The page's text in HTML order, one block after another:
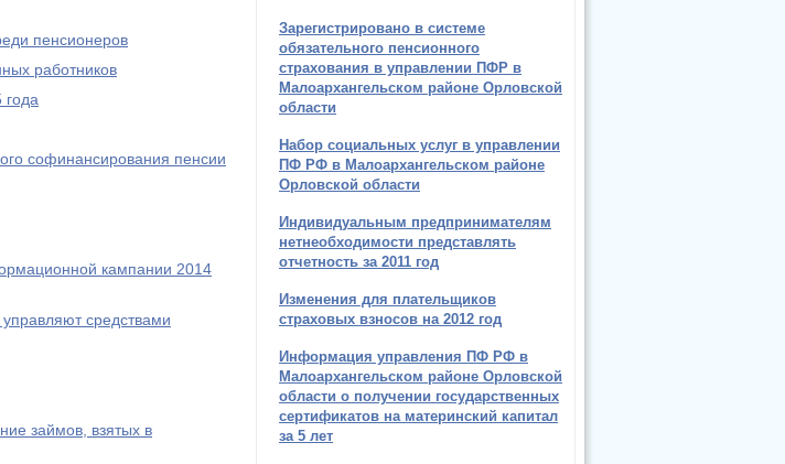
пенсионеров
работников
года
софинансирования пенсии
кампании 2014
средствами
займов, взятых в
Зарегистрировано в системе
обязательного пенсионного
страхования в управлении ПФР в
Малоархангельском районе Орловской
области
Набор социальных услуг в управлении
ПФ РФ в Малоархангельском районе
Орловской области
Индивидуальным предпринимателям
нетнеобходимости представлять
отчетность за 2011 год
Изменения для плательщиков
страховых взносов на 2012 год
Информация управления ПФ РФ в
Малоархангельском районе Орловской
области о получении государственных
сертификатов на материнский капитал
за 5 лет